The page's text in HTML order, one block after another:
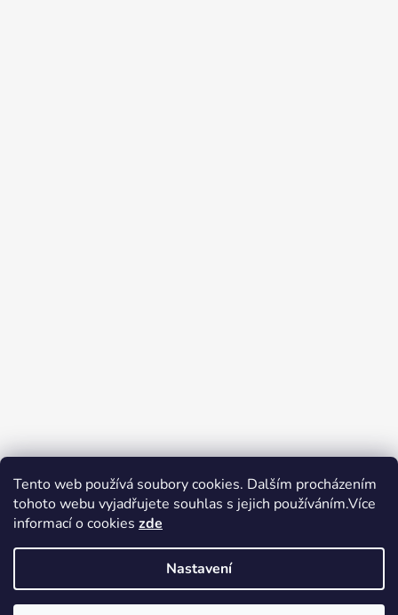
Tento web používá soubory cookies. Dalším procházením
tohoto webu vyjadřujete souhlas s jejich používáním.Více
informací o cookies zde
Nastavení
Zboží.cz Heureka.cz Voňavé dárky